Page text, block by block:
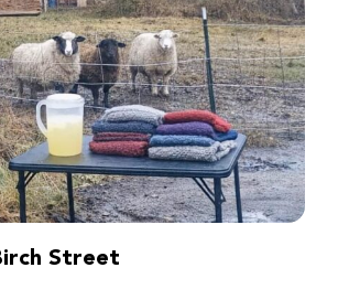
Street